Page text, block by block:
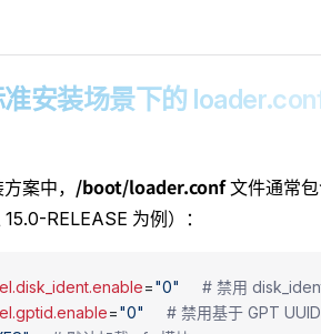
准安装场景下的
案中， /boot/loader.conf文件通常
RELEASE 为例）：
="0"
# 禁用
="0"
# 禁用基于 GPT